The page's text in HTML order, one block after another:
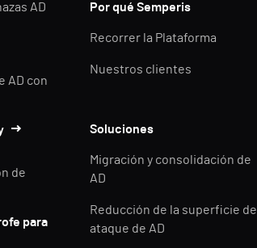
AD
AD con
de
para
Por qué Semperis
Recorrer la Plataforma
Nuestros clientes
Soluciones
Migración y consolidación de
AD
Reducción de la superficie de
ataque de AD